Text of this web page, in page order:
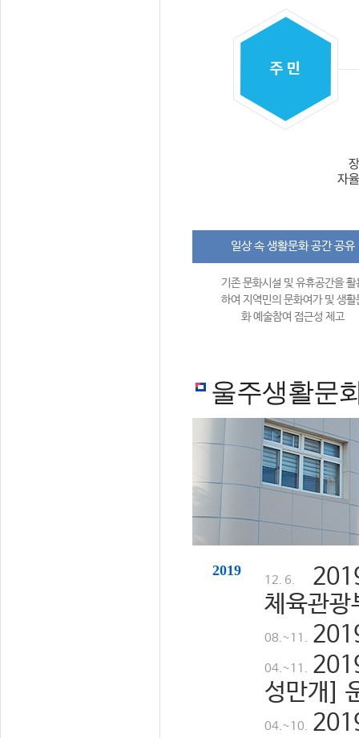
일상 속 생활문화 공간 공유
기존 문화시설 및 유휴공간을 활
하여 지역민의 문화여가 및 생활
화 예술참여 접근성 제고
울주생활문
2019
12. 6.
체육관광
08.~11.
04.~11.
성만개]
04.~10.